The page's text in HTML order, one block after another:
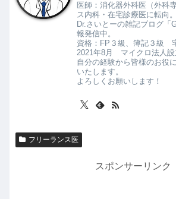
医師：消化器外科医（外科
ス内科・在宅診療医に転向。
Dr.さいとーの雑記ブログ「
報発信中。
資格：FP３級、簿記３級
2021年8月 マイクロ法人設
自分の経験から皆様のお役
いたします。
よろしくお願いします！
フリーランス医
スポンサーリンク